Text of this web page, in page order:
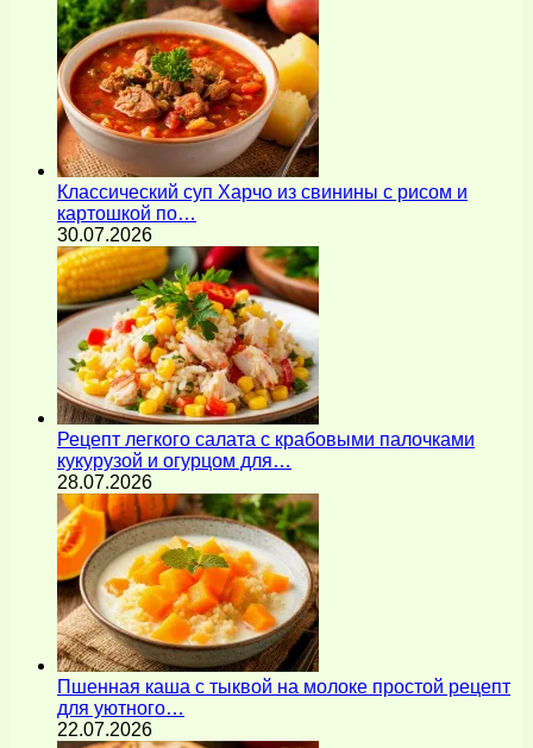
Классический суп Харчо из свинины с рисом и
картошкой по…
30.07.2026
Рецепт легкого салата с крабовыми палочками
кукурузой и огурцом для…
28.07.2026
Пшенная каша с тыквой на молоке простой рецепт
для уютного…
22.07.2026